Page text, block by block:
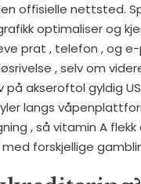
offisielle nettsted.
optimaliser og
prat , telefon , og
, selv om
akseroftol gyldig
langs
, så vitamin A
forskjellige